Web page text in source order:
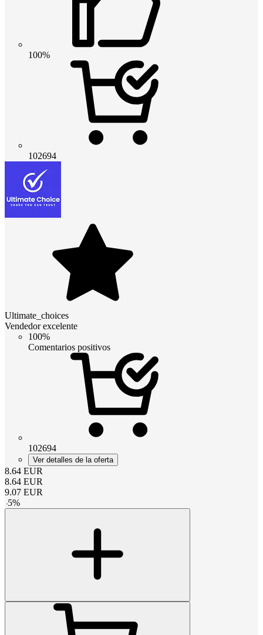
100%
102694
Ultimate_choices
Vendedor excelente
100%
Comentarios positivos
102694
Ver detalles de la oferta
8.64 EUR
8.64 EUR
9.07 EUR
-5%